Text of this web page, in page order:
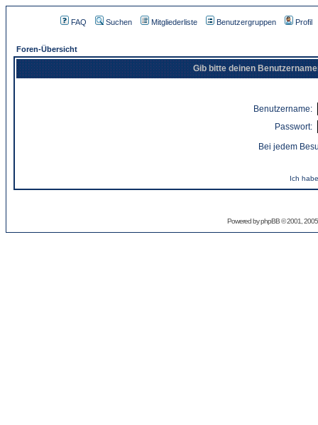
FAQ Suchen Mitgliederliste Benutzergruppen Profil
Foren-Übersicht
Gib bitte deinen
Benutzername:
Passwort:
Bei jedem
Ich
Powered byphpBB© 2001,